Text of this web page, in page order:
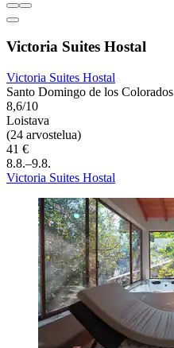
Victoria Suites Hostal
Victoria Suites Hostal
Santo Domingo de los Colorados
8,6/10
Loistava
(24 arvostelua)
41 €
8.8.–9.8.
Victoria Suites Hostal